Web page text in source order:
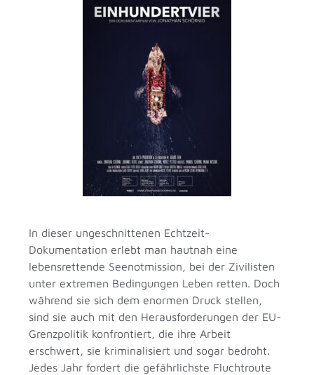
In dieser ungeschnittenen Echtzeit-
Dokumentation erlebt man hautnah eine
lebensrettende Seenotmission, bei der Zivilisten
unter extremen Bedingungen Leben retten. Doch
während sie sich dem enormen Druck stellen,
sind sie auch mit den Herausforderungen der EU-
Grenzpolitik konfrontiert, die ihre Arbeit
erschwert, sie kriminalisiert und sogar bedroht.
Jedes Jahr fordert die gefährlichste Fluchtroute